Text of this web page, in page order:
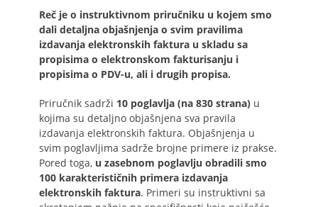
Reč je o instruktivnom priručniku u kojem smo
dali detaljna objašnjenja o svim pravilima
izdavanja elektronskih faktura u skladu sa
propisima o elektronskom fakturisanju i
propisima o PDV-u, ali i drugih propisa.
Priručnik sadrži 10 poglavlja (na 830 strana) u
kojima su detaljno objašnjena sva pravila
izdavanja elektronskih faktura. Objašnjenja u
svim poglavljima sadrže brojne primere iz prakse.
Pored toga, u zasebnom poglavlju obradili smo
100 karakterističnih primera izdavanja
elektronskih faktura. Primeri su instruktivni sa